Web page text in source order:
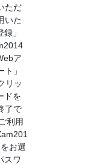
ただ
いた
」
ア
」
リッ
ドを
了で
利用
お選
スワ